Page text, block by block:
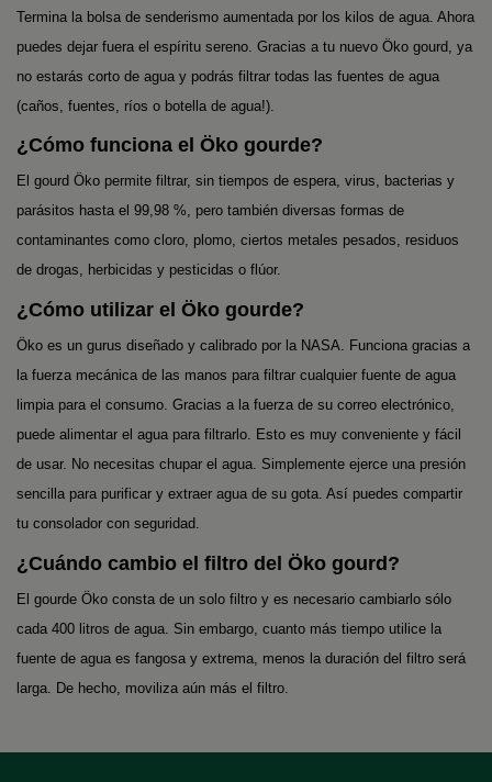
Termina la bolsa de senderismo aumentada por los kilos de agua. Ahora
puedes dejar fuera el espíritu sereno. Gracias a tu nuevo Öko gourd, ya
no estarás corto de agua y podrás filtrar todas las fuentes de agua
(caños, fuentes, ríos o botella de agua!).
¿Cómo funciona el Öko gourde?
El gourd Öko permite filtrar, sin tiempos de espera, virus, bacterias y
parásitos hasta el 99,98 %, pero también diversas formas de
contaminantes como cloro, plomo, ciertos metales pesados, residuos
de drogas, herbicidas y pesticidas o flúor.
¿Cómo utilizar el Öko gourde?
Öko es un gurus diseñado y calibrado por la NASA. Funciona gracias a
la fuerza mecánica de las manos para filtrar cualquier fuente de agua
limpia para el consumo. Gracias a la fuerza de su correo electrónico,
puede alimentar el agua para filtrarlo. Esto es muy conveniente y fácil
de usar. No necesitas chupar el agua. Simplemente ejerce una presión
sencilla para purificar y extraer agua de su gota. Así puedes compartir
tu consolador con seguridad.
¿Cuándo cambio el filtro del Öko gourd?
El gourde Öko consta de un solo filtro y es necesario cambiarlo sólo
cada 400 litros de agua. Sin embargo, cuanto más tiempo utilice la
fuente de agua es fangosa y extrema, menos la duración del filtro será
larga. De hecho, moviliza aún más el filtro.